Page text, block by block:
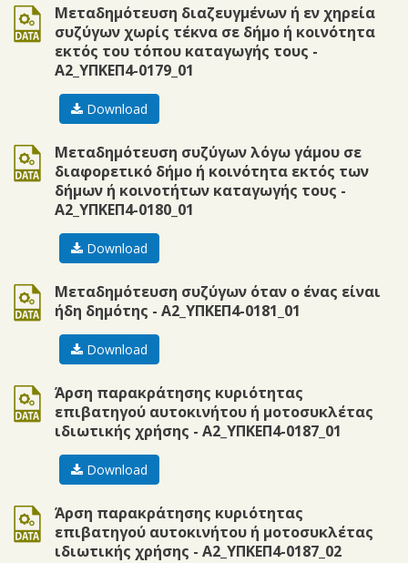
Μεταδημότευση διαζευγμένων ή εν χηρεία
συζύγων χωρίς τέκνα σε δήμο ή κοινότητα
εκτός του τόπου καταγωγής τους -
Α2_ΥΠΚΕΠ4-0179_01
doc
Download
Μεταδημότευση συζύγων λόγω γάμου σε
διαφορετικό δήμο ή κοινότητα εκτός των
δήμων ή κοινοτήτων καταγωγής τους -
Α2_ΥΠΚΕΠ4-0180_01
doc
Download
Μεταδημότευση συζύγων όταν ο ένας είναι
ήδη δημότης - Α2_ΥΠΚΕΠ4-0181_01
doc
Download
Άρση παρακράτησης κυριότητας
επιβατηγού αυτοκινήτου ή μοτοσυκλέτας
ιδιωτικής χρήσης - Α2_ΥΠΚΕΠ4-0187_01
doc
Download
Άρση παρακράτησης κυριότητας
επιβατηγού αυτοκινήτου ή μοτοσυκλέτας
ιδιωτικής χρήσης - Α2_ΥΠΚΕΠ4-0187_02
doc